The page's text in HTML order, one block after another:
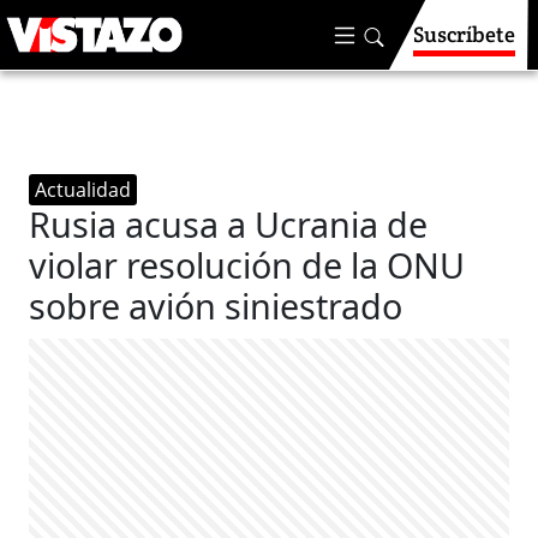
Suscríbete
Actualidad
Rusia acusa a Ucrania de
violar resolución de la ONU
sobre avión siniestrado